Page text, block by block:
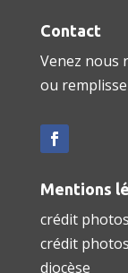
Contact
Venez nous
ou
Mentions
crédit
crédit
diocèse